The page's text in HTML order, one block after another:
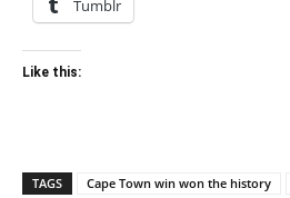
Tumblr
Like this:
TAGS Cape Town win won the history